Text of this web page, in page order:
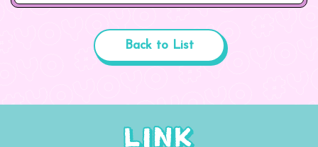
Back to List